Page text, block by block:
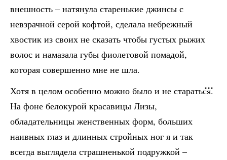
внешность – натянула старенькие джинсы с
невзрачной серой кофтой, сделала небрежный
хвостик из своих не сказать чтобы густых рыжих
волос и намазала губы фиолетовой помадой,
которая совершенно мне не шла.
Хотя в целом особенно можно было и не стараться.
На фоне белокурой красавицы Лизы,
обладательницы женственных форм, больших
наивных глаз и длинных стройных ног я и так
всегда выглядела страшненькой подружкой –